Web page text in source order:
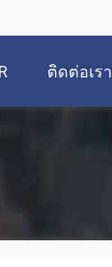
ติดต่อเรา